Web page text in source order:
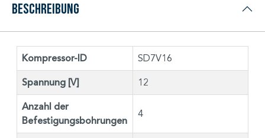
Beschreibung
Kompressor-ID SD7V16
Spannung [V] 12
Anzahl der
Befestigungsbohrungen
4